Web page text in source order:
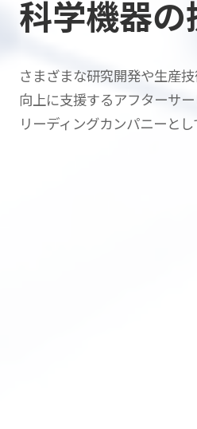
科学機器の
さまざまな研究開発や生産
向上に支援するアフターサ
リーディングカンパニーとし